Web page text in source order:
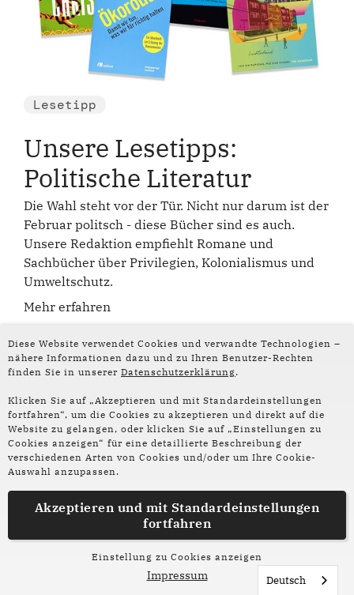
Diese Website verwendet Cookies und verwandte Technologien –
nähere Informationen dazu und zu Ihren Benutzer-Rechten
finden Sie in unserer Datenschutzerklärung.
Klicken Sie auf „Akzeptieren und mit Standardeinstellungen
fortfahren“, um die Cookies zu akzeptieren und direkt auf die
Website zu gelangen, oder klicken Sie auf „Einstellungen zu
Cookies anzeigen“ für eine detaillierte Beschreibung der
verschiedenen Arten von Cookies und/oder um Ihre Cookie-
Auswahl anzupassen.
Akzeptieren und mit Standardeinstellungen
fortfahren
Einstellung zu Cookies anzeigen
Impressum
Lesetipp
Unsere Lesetipps:
Politische Literatur
Die Wahl steht vor der Tür. Nicht nur darum ist der
Februar politsch - diese Bücher sind es auch.
Unsere Redaktion empfiehlt Romane und
Sachbücher über Privilegien, Kolonialismus und
Umweltschutz.
Mehr erfahren
Folge uns auf
Social Media:
Instagram
Facebook
Partner und Förderer
Impressum
Datenschutz
Deutsch